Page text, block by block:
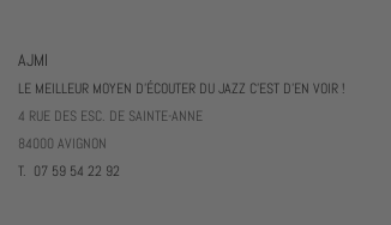
AJMI
LE MEILLEUR MOYEN D'ÉCOUTER DU JAZZ C'EST D'EN VOIR !
4 RUE DES ESC. DE SAINTE-ANNE
84000 AVIGNON
T. 07 59 54 22 92